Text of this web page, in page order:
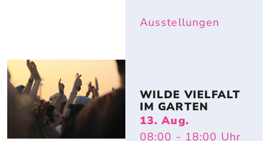
Ausstellungen
WILDE VIELFALT
IM GARTEN
13. Aug.
08:00 - 18:00 Uhr